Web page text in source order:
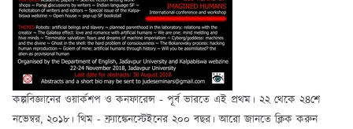
কল্পবিজ্ঞানের ওয়ার্কশপ ও কনফারেন্স - পূর্ব ভারতে এই প্রথম। ২২ থেকে ২৪শে
নভেম্বর, ২০১৮। থিম - ফ্র্যাঙ্কেনস্টেইনের ২০০ বছর। আরো জানতে ক্লিক করুন